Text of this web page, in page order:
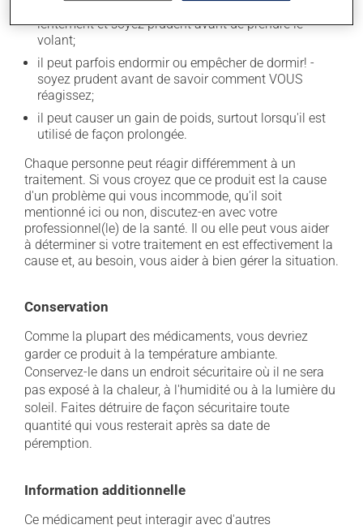
lentement et soyez prudent avant de prendre le
volant;
il peut parfois endormir ou empêcher de dormir! -
soyez prudent avant de savoir comment VOUS
réagissez;
il peut causer un gain de poids, surtout lorsqu'il est
utilisé de façon prolongée.
Chaque personne peut réagir différemment à un
traitement. Si vous croyez que ce produit est la cause
d'un problème qui vous incommode, qu'il soit
mentionné ici ou non, discutez-en avec votre
professionnel(le) de la santé. Il ou elle peut vous aider
à déterminer si votre traitement en est effectivement la
cause et, au besoin, vous aider à bien gérer la situation.
Conservation
Comme la plupart des médicaments, vous devriez
garder ce produit à la température ambiante.
Conservez-le dans un endroit sécuritaire où il ne sera
pas exposé à la chaleur, à l'humidité ou à la lumière du
soleil. Faites détruire de façon sécuritaire toute
quantité qui vous resterait après sa date de
péremption.
Information additionnelle
Ce médicament peut interagir avec d'autres